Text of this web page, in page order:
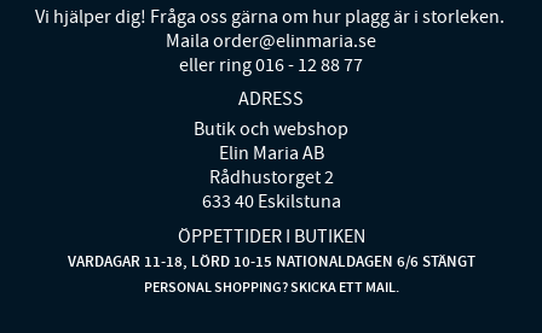
Vi hjälper dig! Fråga oss gärna om hur plagg är i storleken.
Maila order@elinmaria.se
eller ring 016 - 12 88 77
ADRESS
Butik och webshop
Elin Maria AB
Rådhustorget 2
633 40 Eskilstuna
ÖPPETTIDER I BUTIKEN
VARDAGAR 11-18, LÖRD 10-15 NATIONALDAGEN 6/6 STÄNGT
PERSONAL SHOPPING? SKICKA ETT MAIL.